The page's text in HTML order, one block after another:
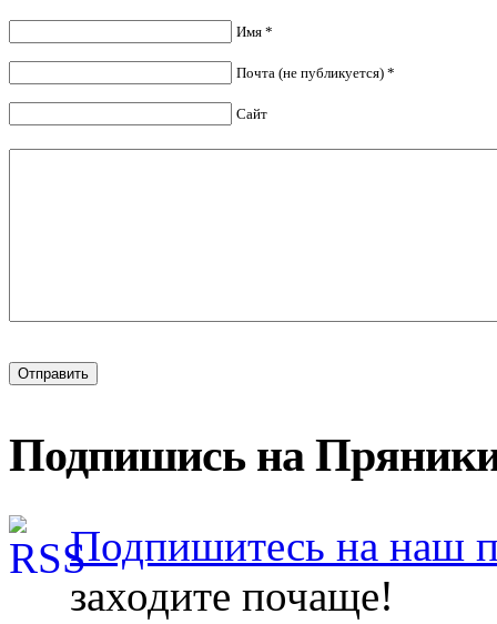
Имя *
Почта (не публикуется) *
Сайт
Подпишись на
Подпишитесь на наш
заходите почаще!